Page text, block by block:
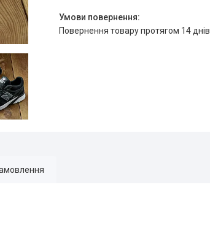
повернення товару протягом 14 днів